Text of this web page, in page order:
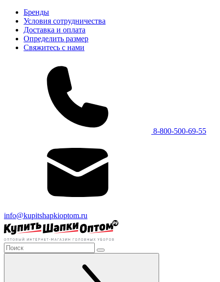
Бренды
Условия сотрудничества
Доставка и оплата
Определить размер
Свяжитесь с нами
8-800-500-69-55
info@kupitshapkioptom.ru